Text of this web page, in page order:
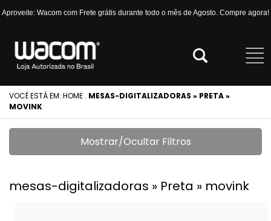
Aproveite: Wacom com Frete grátis durante todo o mês de Agosto. Compre agora!
VOCÊ ESTÁ EM: HOME . MESAS-DIGITALIZADORAS » PRETA »
MOVINK
Mostrar/Ocultar Filtros
mesas-digitalizadoras » Preta » movink